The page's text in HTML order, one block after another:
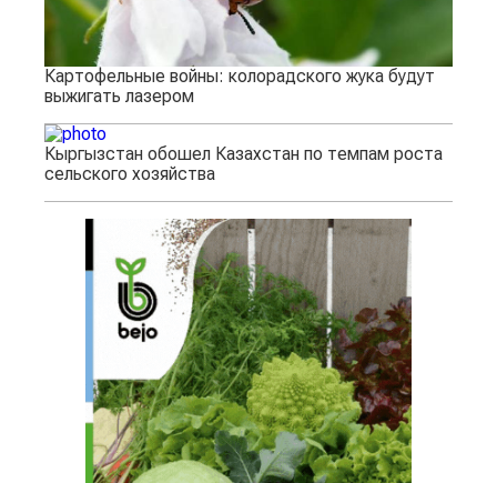
Картофельные войны: колорадского жука будут
выжигать лазером
Кыргызстан обошел Казахстан по темпам роста
сельского хозяйства